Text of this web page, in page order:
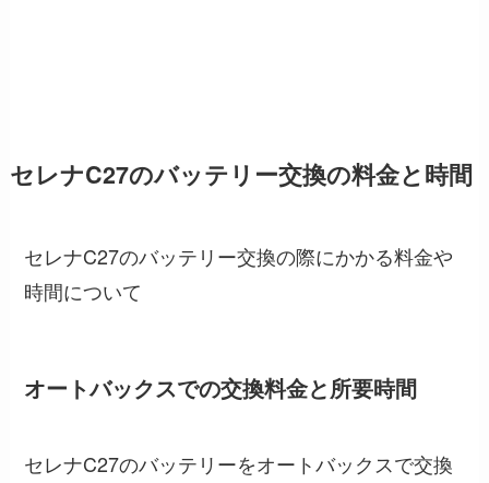
セレナC27のバッテリー交換の料金と時間
セレナC27のバッテリー交換の際にかかる料金や
時間について
オートバックスでの交換料金と所要時間
セレナC27のバッテリーをオートバックスで交換